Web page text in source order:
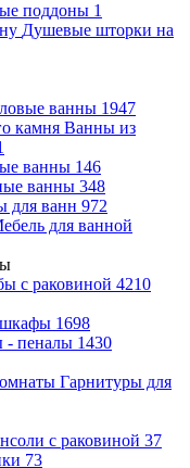
поддоны 1
Душевые шторки на
ванны 1947
Ванны из
ванны 146
ванны 348
для ванн 972
для ванной
с раковиной 4210
шкафы 1698
пеналы 1430
Гарнитуры для
с раковиной 37
73